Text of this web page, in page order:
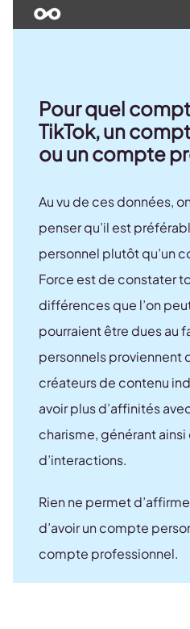
Pour quel
TikTok, un
ou un compte
Au vu de ces données,
penser qu’il est
personnel plutôt qu’un
Force est de constater
différences que l’on
pourraient être dues au
personnels proviennent
créateurs de contenu
avoir plus d’affinités
charisme, générant
d’interactions.
Rien ne permet
d’avoir un compte
compte professionnel.